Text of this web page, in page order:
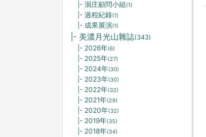
|- 洄庄顧問小組 (1)
|- 過程紀錄(1)
|- 成果展演(1)
|- 美濃月光山雜誌(343)
|- 2026年(6)
|- 2025年(27)
|- 2024年(30)
|- 2023年(30)
|- 2022年(32)
|- 2021年(29)
|- 2020年(32)
|- 2019年(35)
|- 2018年(34)